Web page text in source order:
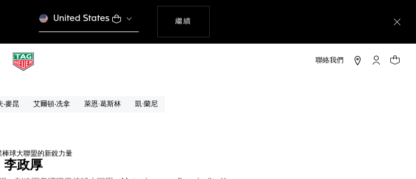
United States 繼續
「我的TAG
您的